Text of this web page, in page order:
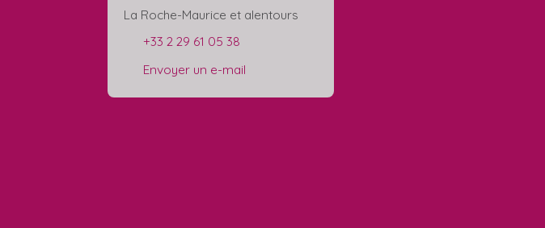
La Roche-Maurice et alentours
+33 2 29 61 05 38
Envoyer un e-mail